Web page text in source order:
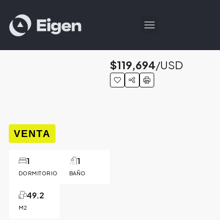
VENTA
DORMITORIO
1
BAÑO
1
M2
49.2
$119,694/USD